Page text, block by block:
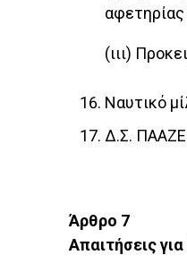
(ιιι)
Ναυτικό
Δ.Σ.
Άρθρο 7
Απαιτήσεις